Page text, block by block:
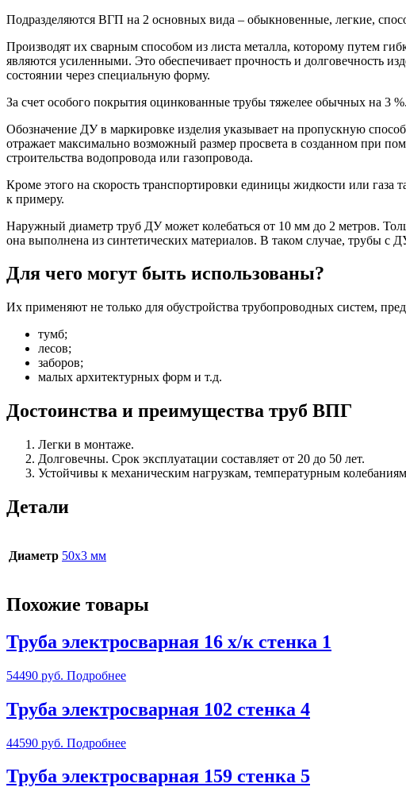
Подразделяются ВГП на 2 основных вида – обыкновенные, легкие,
Производят их сварным способом из листа металла, которому путем
являются усиленными. Это обеспечивает прочность и долговечность
состоянии через специальную форму.
За счет особого покрытия оцинкованные трубы тяжелее обычных на 3
Обозначение ДУ в маркировке изделия указывает на пропускную
отражает максимально возможный размер просвета в созданном при
строительства водопровода или газопровода.
Кроме этого на скорость транспортировки единицы жидкости или газа
к примеру.
Наружный диаметр труб ДУ может колебаться от 10 мм до 2 метров.
она выполнена из синтетических материалов. В таком случае, трубы с
Для чего могут быть использованы?
Их применяют не только для обустройства трубопроводных систем,
тумб;
лесов;
заборов;
малых архитектурных форм и т.д.
Достоинства и преимущества труб ВПГ
Легки в монтаже.
Долговечны. Срок эксплуатации составляет от 20 до 50 лет.
Устойчивы к механическим нагрузкам, температурным
Детали
Диаметр 50х3 мм
Похожие товары
Труба электросварная 16 х/к стенка 1
54490 руб. Подробнее
Труба электросварная 102 стенка 4
44590 руб. Подробнее
Труба электросварная 159 стенка 5